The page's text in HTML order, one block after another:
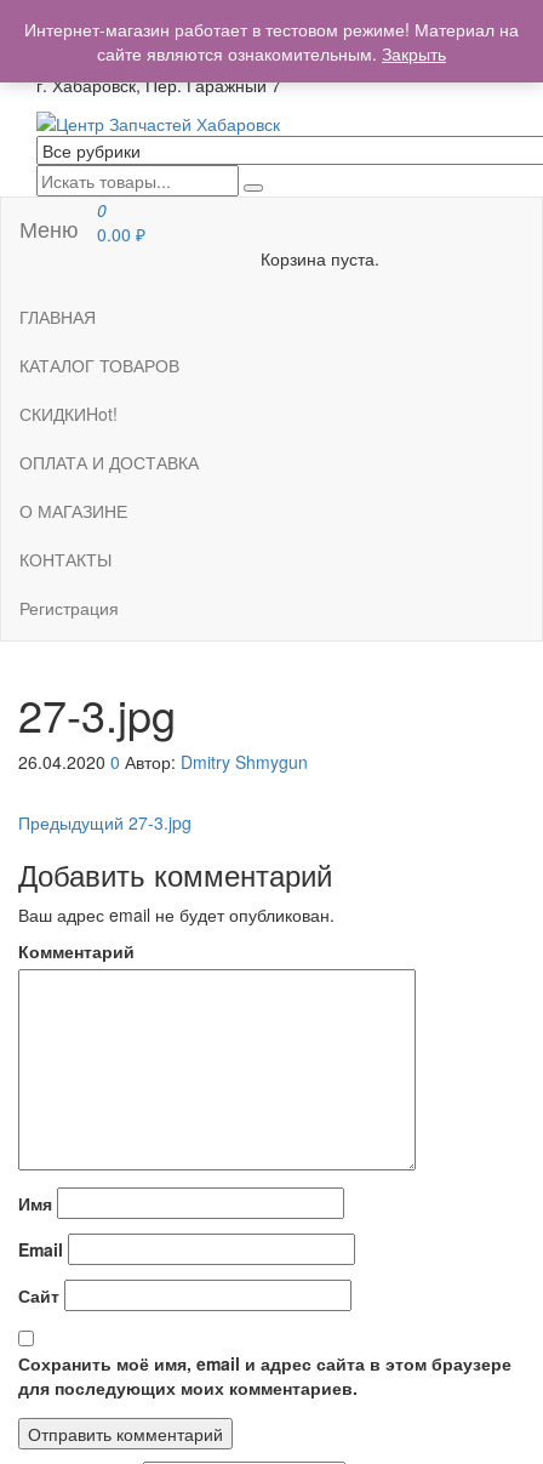
centrzapchastey.ru@mail.ru
г. Хабаровск, Пер. Гаражный 7
Центр Запчастей Хабаровск
Запчасти для авто,
мото,бензопил,велосипедов,снегоходов,бензопил и т.д.
Хабаровск
Меню
0
0.00 ₽
Корзина пуста.
ГЛАВНАЯ
КАТАЛОГ ТОВАРОВ
СКИДКИHot!
ОПЛАТА И ДОСТАВКА
О МАГАЗИНЕ
КОНТАКТЫ
Регистрация
27-3.jpg
26.04.2020 0 Автор: Dmitry Shmygun
Навигация
по
записям
Предыдущая
Предыдущий 27-3.jpg
Добавить комментарий
Ваш адрес email не будет опубликован.
Комментарий
Имя
Email
Сайт
Сохранить моё имя, email и адрес сайта в этом браузере
для последующих моих комментариев.
Интернет-магазин работает в тестовом режиме! Материал на
сайте являются ознакомительным. Закрыть